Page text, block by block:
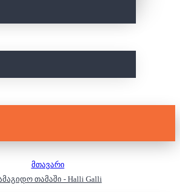
მთავარი
თამაში - Halli Galli